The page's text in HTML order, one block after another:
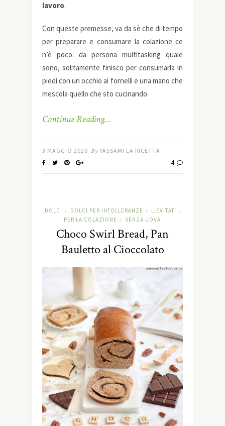
lavoro.
Con queste premesse, va da sè che di tempo
per preparare e consumare la colazione ce
n’è poco: da persona multitasking quale
sono, solitamente finisco per consumarla in
piedi con un occhio ai fornelli e una mano che
mescola quello che sto cucinando.
Continue Reading…
3 MAGGIO 2020 By PASSAMI LA RICETTA
4
DOLCI / DOLCI PER INTOLLERANZE / LIEVITATI /
PER LA COLAZIONE / SENZA UOVA
Choco Swirl Bread, Pan
Bauletto al Cioccolato